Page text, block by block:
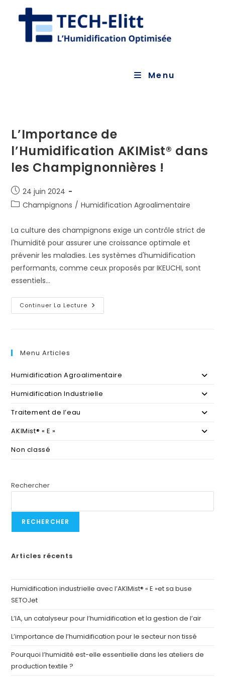
Menu
L’Importance de
l’Humidification AKIMist® dans
les Champignonnières !
Publication
publiée :
24 juin 2024
PostChampignons / Humidification Agroalimentaire
La culture des champignons exige un contrôle strict de
l'humidité pour assurer une croissance optimale et
prévenir les maladies. Les systèmes d'humidification
performants, comme ceux proposés par IKEUCHI, sont
essentiels…
Continuer La Lecture L’Importance
De
Menu Articles
Humidification Agroalimentaire
Humidification Industrielle
Traitement de l’eau
AKIMist® « E »
Non classé
Rechercher
RECHERCHER
Articles récents
Humidification industrielle avec l’AKIMist® « E »et sa buse
SETOJet
L’IA, un catalyseur pour l’humidification et la gestion de l’air
L’importance de l’humidification pour le secteur non tissé
Pourquoi l’humidité est-elle essentielle dans les ateliers de
production textile ?